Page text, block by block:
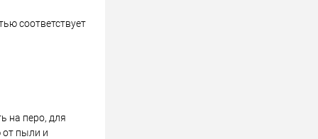
соответствует
на перо, для
от пыли и